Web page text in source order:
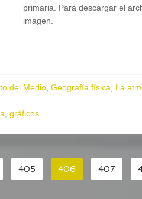
primaria. Para descargar el
imagen.
del Medio Geografía física La
gráficos
405 406 407